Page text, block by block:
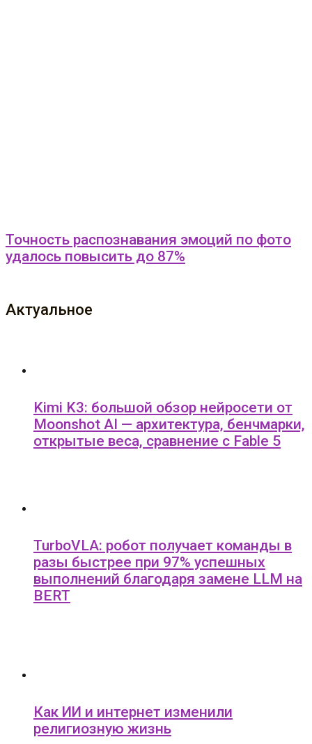
Точность распознавания эмоций по фото
удалось повысить до 87%
Актуальное
Kimi K3: большой обзор нейросети от
Moonshot AI — архитектура, бенчмарки,
открытые веса, сравнение с Fable 5
TurboVLA: робот получает команды в
разы быстрее при 97% успешных
выполнений благодаря замене LLM на
BERT
Как ИИ и интернет изменили
религиозную жизнь